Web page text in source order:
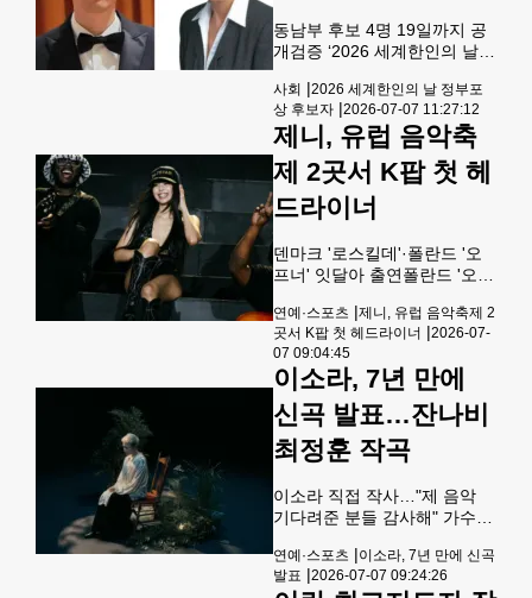
온 재단은 지난주 디캡 카운티
터커에 있는 노스레이크몰 인
은 지난 2020년부터 로웬재단
의 초대 CEO로서 로웬 프로젝
트를 이끌어 왔다
동남부 후보 4명 19일까지 공
개검증 ‘2026 세계한인의 날
공개됐다. 세계 각지에서 동포
사회 발전에 공헌한 164명(개
인 152명, 단체 12개)이 후보
자 명단에 올랐으며, 애틀랜타
총영사관 관할인 미 동남부 지
역에서는 4명이 후보에 이름을
올렸다.재외동포청은 오는 19
일까지 후보자를 공개검증하
고, 제20회 세계한인의 날(10
월 5일)에 맞춰 포상할 예정이
다. 재외동포청은 홈페이지에
후보자 명단을 올려 7월 3일부
터 19일까지 공개검증에 들어
갔다. 후보자에 대한 의견은 이
메일(okapolic
사회 |2026 세계한인의 날 정부포
상 후보자 |2026-07-07 11:27:12
제니, 유럽 음악축
제 2곳서 K팝 첫 헤
드라이너
덴마크 '로스킬데'·폴란드 '오
프너' 잇달아 출연폴란드 '오프
[OA엔터테인먼트(오드아틀리
에) 제공. 재판매 및 DB 금
지] 걸그룹 블랙핑크의 제니가
유럽 대형 음악 축제인 덴마크
'로스킬데'와 폴란드 '오프너'에
잇달아 헤드라이너(간판출연
자)로 출연했다고 소속사 OA
엔터테인먼트(오드아틀리에)
가 6일 밝혔다.제니는 지난 3
일(이하 현지시간) '로스킬
데'와 4일 '오프너'에서 연이어
무대에 올랐다. 유럽의 대형 음
악 축제 두 곳에 헤드라이너로
연예·스포츠 |제니, 유럽 음악축제 2
곳서 K팝 첫 헤드라이너 |2026-07-
07 09:04:45
이소라, 7년 만에
신곡 발표…잔나비
최정훈 작곡
이소라 직접 작사…"제 음악
기다려준 분들 감사해" 가수
제공. 재판매 및 DB 금지] 가
수 이소라가 7년 만에 선보이
연예·스포츠 |이소라, 7년 만에 신곡
발표 |2026-07-07 09:24:26